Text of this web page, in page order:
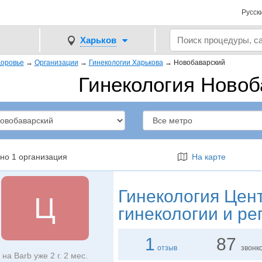
Харьков
→ Организации → Гинекологии Харькова → Новобаварский
Гинекология
1 организация На карте
Ц
на Barb уже 2 г. 2 мес.
Гинекология
гинекологии и
1 отзыв 87